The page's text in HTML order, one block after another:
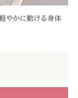
やかに動ける身体